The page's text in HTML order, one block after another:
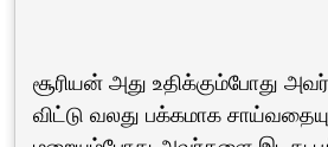
சூரியன் அது உதிக்கும்போது
விட்டு வலது பக்கமாக